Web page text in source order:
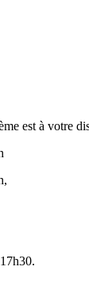
est à votre